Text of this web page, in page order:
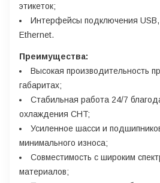
этикеток;
Интерфейсы подключения
Ethernet.
Преимущества:
Высокая производительность
габаритах;
Стабильная работа 24/7
охлаждения CHT;
Усиленное шасси и
минимального износа;
Совместимость с широким
материалов;